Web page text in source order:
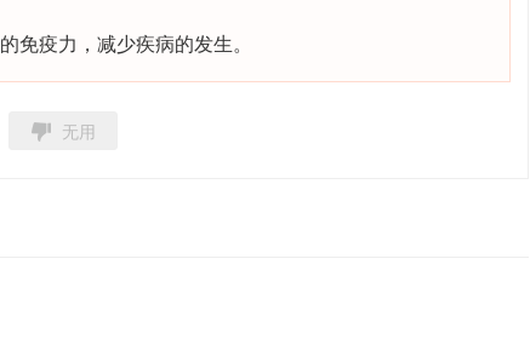
免疫力，减少疾病的发生。
无用